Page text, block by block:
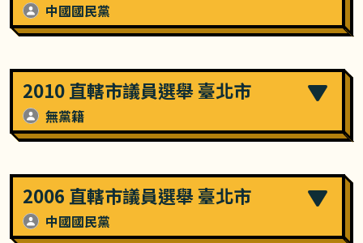
中國國民黨
2010 直轄市議員選舉 臺北市
無黨籍
2006 直轄市議員選舉 臺北市
中國國民黨